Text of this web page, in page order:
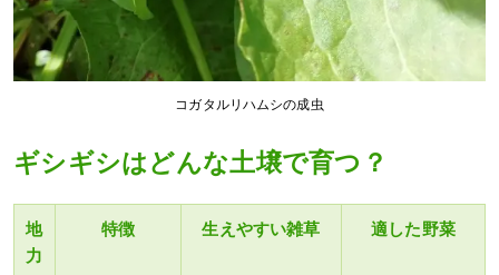
コガタルリハムシの成虫
ギシギシはどんな土壌で育つ？
地
力
特徴 生えやすい雑草 適した野菜